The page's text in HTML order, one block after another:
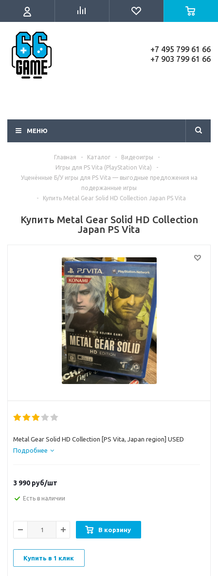
+7 495 799 61 66
+7 903 799 61 66
МЕНЮ
Главная - Каталог - Видеоигры
-
Игры для PS Vita (PlayStation Vita)
-
Уценённые Б/У игры для PS Vita — выгодные предложения на
подержанные игры
-
Купить Metal Gear Solid HD Collection Japan PS Vita
Купить Metal Gear Solid HD Collection
Japan PS Vita
Metal Gear Solid HD Collection [PS Vita, Japan region] USED
Подробнее
3 990 руб/шт
Есть в наличии
В корзину
Купить в 1 клик